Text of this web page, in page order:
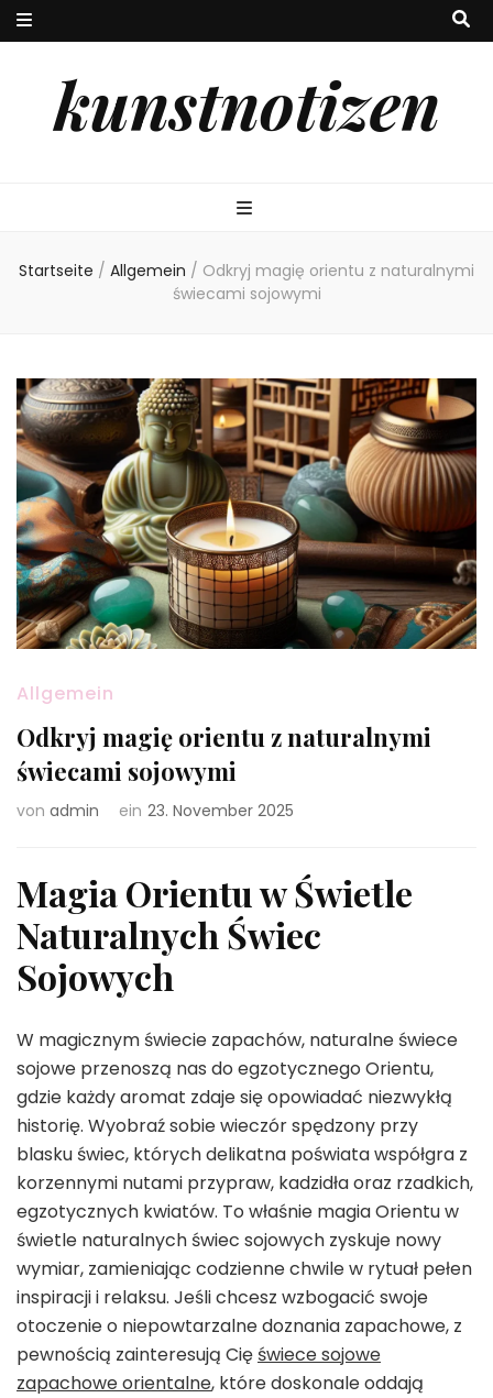
kunstnotizen
Startseite / Allgemein / Odkryj magię orientu z naturalnymi
świecami sojowymi
Allgemein
Odkryj magię orientu z naturalnymi
świecami sojowymi
von admin ein 23. November 2025
Magia Orientu w Świetle
Naturalnych Świec
Sojowych
W magicznym świecie zapachów, naturalne świece
sojowe przenoszą nas do egzotycznego Orientu,
gdzie każdy aromat zdaje się opowiadać niezwykłą
historię. Wyobraź sobie wieczór spędzony przy
blasku świec, których delikatna poświata współgra z
korzennymi nutami przypraw, kadzidła oraz rzadkich,
egzotycznych kwiatów. To właśnie magia Orientu w
świetle naturalnych świec sojowych zyskuje nowy
wymiar, zamieniając codzienne chwile w rytuał pełen
inspiracji i relaksu. Jeśli chcesz wzbogacić swoje
otoczenie o niepowtarzalne doznania zapachowe, z
pewnością zainteresują Cię świece sojowe
zapachowe orientalne, które doskonale oddają